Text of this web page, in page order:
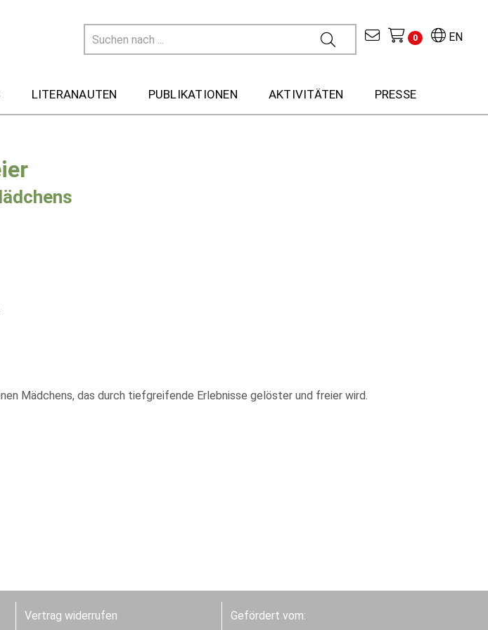
EN
0
LITERANAUTEN PUBLIKATIONEN AKTIVITÄTEN PRESSE
Mädchens, das durch tiefgreifende Erlebnisse gelöster und freier wird.
Vertrag widerrufen Gefördert vom: